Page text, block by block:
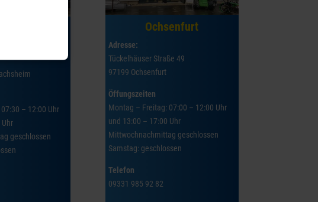
– 12:00 Uhr
geschlossen
Ochsenfurt
Adresse:
Tückelhäuser Straße 49
97199 Ochsenfurt
Öffungszeiten
Montag – Freitag: 07:00 – 12:00 Uhr
und 13:00 – 17:00 Uhr
Mittwochnachmittag geschlossen
Samstag: geschlossen
Telefon
09331 985 92 82